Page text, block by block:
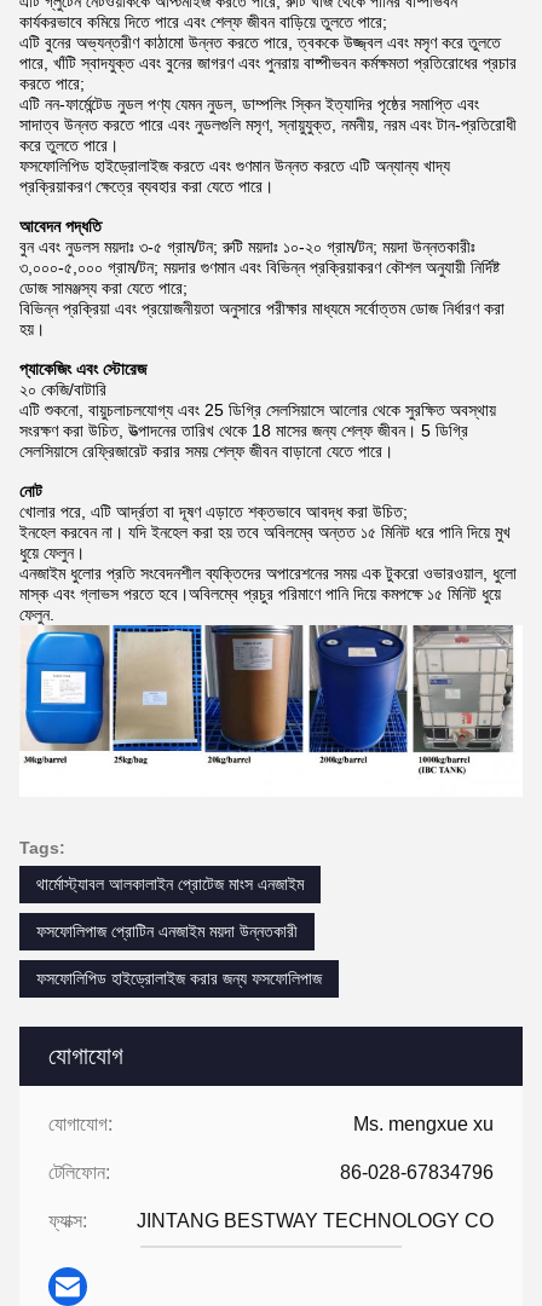
যোগাযোগ
যোগাযোগ: Ms. mengxue xu
টেলিফোন: 86-028-67834796
ফ্যাক্স: JINTANG BESTWAY TECHNOLOGY CO
কার্যকরভাবে কমিয়ে দিতে পারে এবং শেল্ফ জীবন বাড়িয়ে তুলতে পারে;
এটি বুনের অভ্যন্তরীণ কাঠামো উন্নত করতে পারে, ত্বককে উজ্জ্বল এবং মসৃণ করে তুলতে
পারে, খাঁটি স্বাদযুক্ত এবং বুনের জাগরণ এবং পুনরায় বাষ্পীভবন কর্মক্ষমতা প্রতিরোধের প্রচার
করতে পারে;
এটি নন-ফার্মেন্টেড নুডল পণ্য যেমন নুডল, ডাম্পলিং স্কিন ইত্যাদির পৃষ্ঠের সমাপ্তি এবং
সাদাত্ব উন্নত করতে পারে এবং নুডলগুলি মসৃণ, স্নায়ুযুক্ত, নমনীয়, নরম এবং টান-প্রতিরোধী
করে তুলতে পারে।
ফসফোলিপিড হাইড্রোলাইজ করতে এবং গুণমান উন্নত করতে এটি অন্যান্য খাদ্য
প্রক্রিয়াকরণ ক্ষেত্রে ব্যবহার করা যেতে পারে।
আবেদন পদ্ধতি
বুন এবং নুডলস ময়দাঃ ৩-৫ গ্রাম/টন; রুটি ময়দাঃ ১০-২০ গ্রাম/টন; ময়দা উন্নতকারীঃ
৩,০০০-৫,০০০ গ্রাম/টন; ময়দার গুণমান এবং বিভিন্ন প্রক্রিয়াকরণ কৌশল অনুযায়ী নির্দিষ্ট
ডোজ সামঞ্জস্য করা যেতে পারে;
বিভিন্ন প্রক্রিয়া এবং প্রয়োজনীয়তা অনুসারে পরীক্ষার মাধ্যমে সর্বোত্তম ডোজ নির্ধারণ করা
হয়।
প্যাকেজিং এবং স্টোরেজ
২০ কেজি/বাটারি
এটি শুকনো, বায়ুচলাচলযোগ্য এবং 25 ডিগ্রি সেলসিয়াসে আলোর থেকে সুরক্ষিত অবস্থায়
সংরক্ষণ করা উচিত, উত্পাদনের তারিখ থেকে 18 মাসের জন্য শেল্ফ জীবন। 5 ডিগ্রি
সেলসিয়াসে রেফ্রিজারেট করার সময় শেল্ফ জীবন বাড়ানো যেতে পারে।
নোট
খোলার পরে, এটি আর্দ্রতা বা দূষণ এড়াতে শক্তভাবে আবদ্ধ করা উচিত;
ইনহেল করবেন না। যদি ইনহেল করা হয় তবে অবিলম্বে অন্তত ১৫ মিনিট ধরে পানি দিয়ে মুখ
ধুয়ে ফেলুন।
এনজাইম ধুলোর প্রতি সংবেদনশীল ব্যক্তিদের অপারেশনের সময় এক টুকরো ওভারওয়াল, ধুলো
মাস্ক এবং গ্লাভস পরতে হবে।অবিলম্বে প্রচুর পরিমাণে পানি দিয়ে কমপক্ষে ১৫ মিনিট ধুয়ে
ফেলুন.
Tags:
থার্মোস্ট্যাবল আলকালাইন প্রোটেজ মাংস এনজাইম
ফসফোলিপাজ প্রোটিন এনজাইম ময়দা উন্নতকারী
ফসফোলিপিড হাইড্রোলাইজ করার জন্য ফসফোলিপাজ